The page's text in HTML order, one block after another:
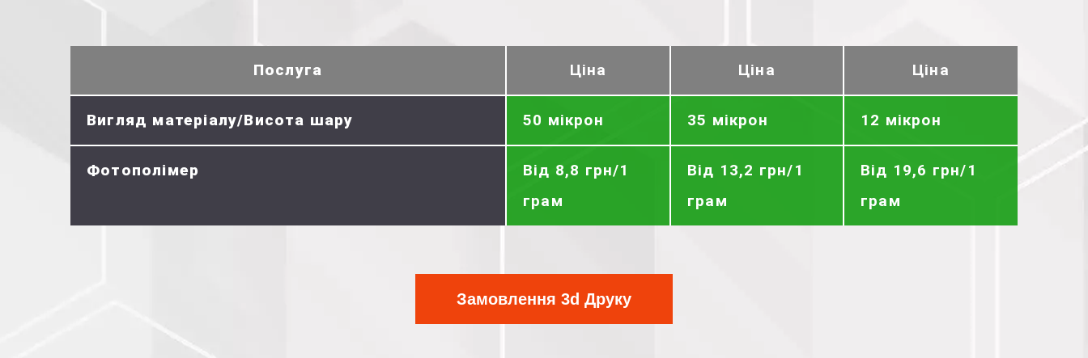
Послуга Ціна Ціна Ціна
Вигляд матеріалу/Висота шару 50 мікрон 35 мікрон 12 мікрон
Фотополімер
Від 8,8 грн/1
грам
Від 13,2 грн/1
грам
Від 19,6 грн/1
грам
Замовлення 3d Друку